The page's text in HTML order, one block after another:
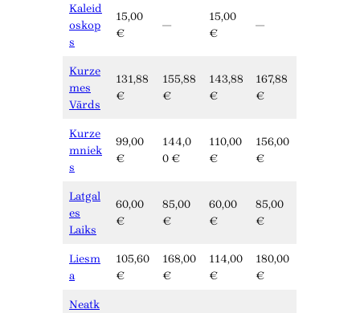
Kaleid
oskop
s
15,00
€
—
15,00
€
—
Kurze
mes
Vārds
131,88
€
155,88
€
143,88
€
167,88
€
Kurze
mniek
s
99,00
€
144,0
0 €
110,00
€
156,00
€
Latgal
es
Laiks
60,00
€
85,00
€
60,00
€
85,00
€
Liesm
a
105,60
€
168,00
€
114,00
€
180,00
€
Neatk